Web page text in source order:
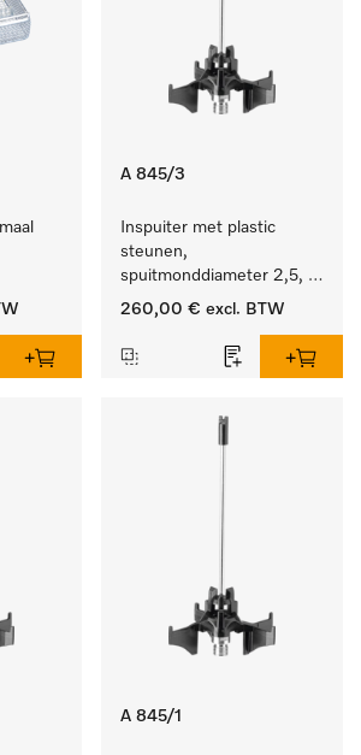
A 845/3
Inspuiter met plastic
steunen,
spuitmonddiameter 2,5,
lengte 125 mm, 20 stuks.
260,00 € excl. BTW
A 845/1